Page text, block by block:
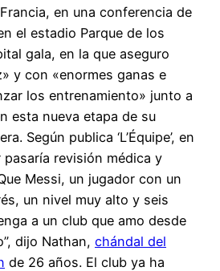
en una conferencia de
el estadio Parque de los
gala, en la que aseguro
y con «enormes ganas e
los entrenamiento» junto a
esta nueva etapa de su
Según publica ‘L’Équipe’, en
pasaría revisión médica y
Messi, un jugador con un
un nivel muy alto y seis
a un club que amo desde
dijo Nathan, chándal del
de 26 años. El club ya ha